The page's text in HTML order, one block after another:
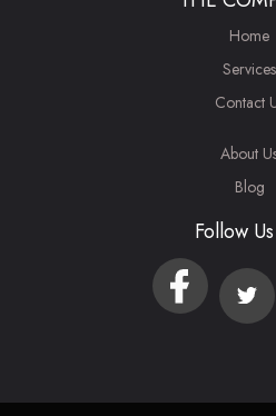
Home
Services
Contact
About
Blog
Follow